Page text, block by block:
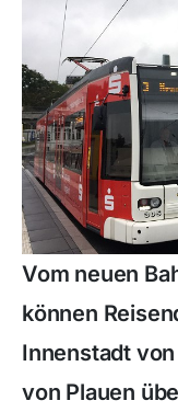
Vom neuen
können
Innenstadt
von Plauen